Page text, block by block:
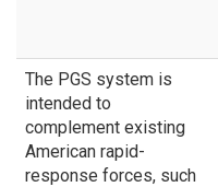
The PGS system is
intended to
complement existing
American rapid-
response forces, such